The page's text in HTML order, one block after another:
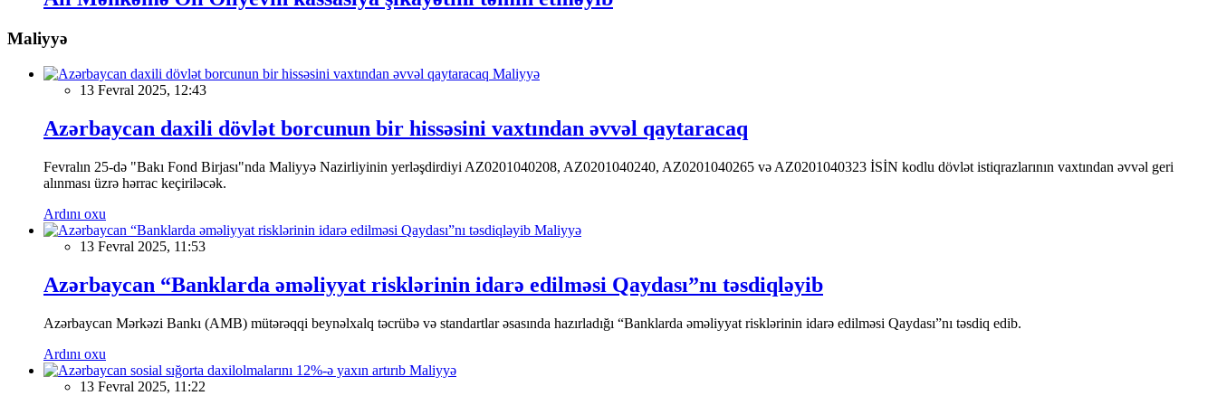
Maliyyə
Maliyyə
13 Fevral 2025, 12:43
Azərbaycan daxili dövlət borcunun bir hissəsini vaxtından əvvəl qaytaracaq
Fevralın 25-də "Bakı Fond Birjası"nda Maliyyə Nazirliyinin yerləşdirdiyi AZ0201040208, AZ0201040240, AZ0201040265 və AZ0201040323 İSİN kodlu dövlət istiqrazlarının vaxtından əvvəl geri
alınması üzrə hərrac keçiriləcək.
Ardını oxu
Maliyyə
13 Fevral 2025, 11:53
Azərbaycan “Banklarda əməliyyat risklərinin idarə edilməsi Qaydası”nı təsdiqləyib
Azərbaycan Mərkəzi Bankı (AMB) mütərəqqi beynəlxalq təcrübə və standartlar əsasında hazırladığı “Banklarda əməliyyat risklərinin idarə edilməsi Qaydası”nı təsdiq edib.
Ardını oxu
Maliyyə
13 Fevral 2025, 11:22